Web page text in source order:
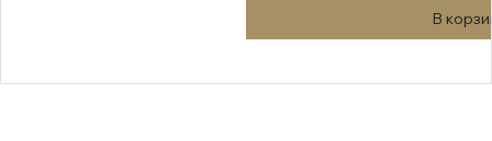
В